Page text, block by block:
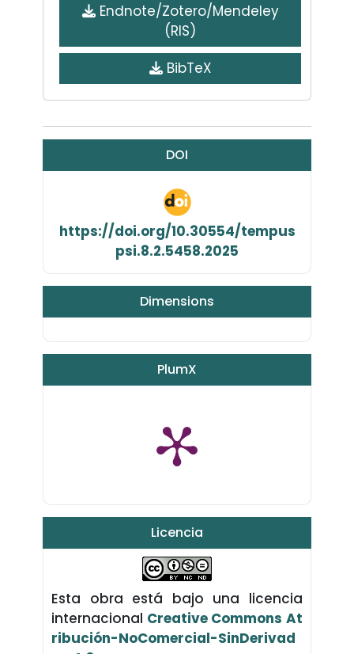
Endnote/Zotero/Mendeley
(RIS)
BibTeX
DOI
https://doi.org/10.30554/tempus
psi.8.2.5458.2025
Dimensions
PlumX
Licencia
Esta obra está bajo una licencia
internacional Creative Commons At
ribución-NoComercial-SinDerivad